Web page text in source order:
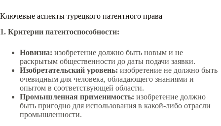
Ключевые аспекты турецкого патентного права
1. Критерии патентоспособности:
Новизна: изобретение должно быть новым и не
раскрытым общественности до даты подачи заявки.
Изобретательский уровень: изобретение не должно быть
очевидным для человека, обладающего знаниями и
опытом в соответствующей области.
Промышленная применимость: изобретение должно
быть пригодно для использования в какой-либо отрасли
промышленности.